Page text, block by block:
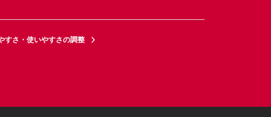
すさ・使いやすさの調整